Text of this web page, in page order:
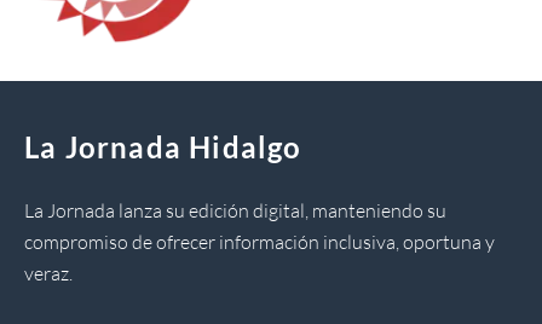
La Jornada Hidalgo
La Jornada lanza su edición digital, manteniendo su
compromiso de ofrecer información inclusiva, oportuna y
veraz.